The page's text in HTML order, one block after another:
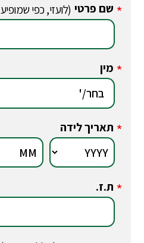
* שם פרטי (לועזי, כפי
* מין
* תאריך לידה
* ת.ז.